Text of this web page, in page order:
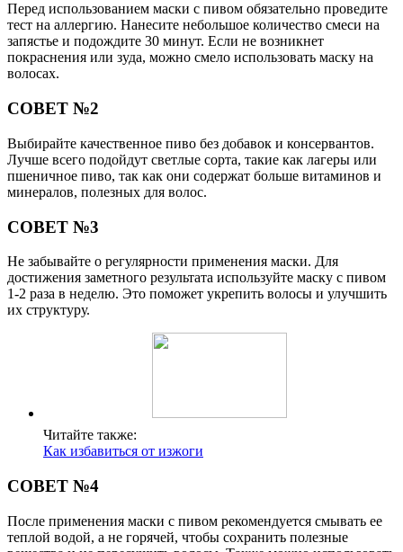
Перед использованием маски с пивом обязательно проведите
тест на аллергию. Нанесите небольшое количество смеси на
запястье и подождите 30 минут. Если не возникнет
покраснения или зуда, можно смело использовать маску на
волосах.
СОВЕТ №2
Выбирайте качественное пиво без добавок и консервантов.
Лучше всего подойдут светлые сорта, такие как лагеры или
пшеничное пиво, так как они содержат больше витаминов и
минералов, полезных для волос.
СОВЕТ №3
Не забывайте о регулярности применения маски. Для
достижения заметного результата используйте маску с пивом
1-2 раза в неделю. Это поможет укрепить волосы и улучшить
их структуру.
Читайте также:
Как избавиться от изжоги
СОВЕТ №4
После применения маски с пивом рекомендуется смывать ее
теплой водой, а не горячей, чтобы сохранить полезные